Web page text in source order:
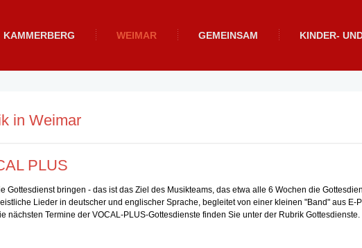
KAMMERBERG WEIMAR GEMEINSAM KINDER-
in Weimar
PLUS
Gottesdienst bringen - das ist das Ziel des Musikteams, das etwa alle 6 Wochen die
Lieder in deutscher und englischer Sprache, begleitet von einer kleinen "Band" aus E-
nächsten Termine der VOCAL-PLUS-Gottesdienste finden Sie unter der Rubrik Gottesdienste.